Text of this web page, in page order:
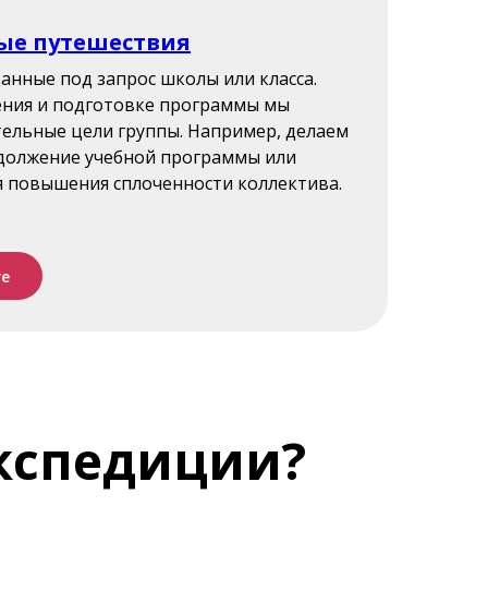
путешествия
под запрос школы или класса.
и подготовке программы мы
цели группы. Например, делаем
учебной программы или
повышения сплоченности коллектива.